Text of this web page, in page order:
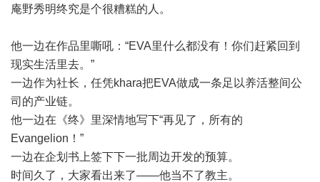
庵野秀明终究是个很糟糕的人。
他一边在作品里嘶吼：“EVA里什么都没有！你们赶紧回到
现实生活里去。”
一边作为社长，任凭khara把EVA做成一条足以养活整间公
司的产业链。
他一边在《终》里深情地写下“再见了，所有的
Evangelion！”
一边在企划书上签下下一批周边开发的预算。
时间久了，大家看出来了——他当不了教主。